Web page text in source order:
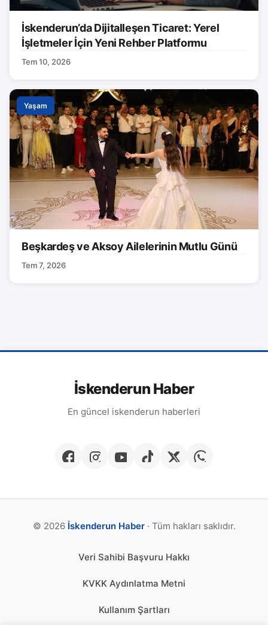
İskenderun’da Dijitalleşen Ticaret: Yerel
İşletmeler İçin Yeni Rehber Platformu
Tem 10, 2026
Yaşam
Beşkardeş ve Aksoy Ailelerinin Mutlu Günü
Tem 7, 2026
İskenderun Haber
En güncel iskenderun haberleri
© 2026 İskenderun Haber· Tüm hakları saklıdır.
Veri Sahibi Başvuru Hakkı
KVKK Aydınlatma Metni
Kullanım Şartları